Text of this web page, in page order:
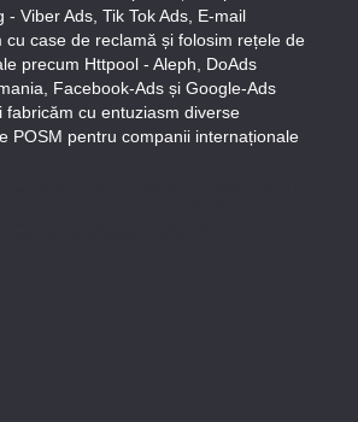
Viber Ads, Tik Tok Ads, E-mail
cu case de reclamă și folosim rețele de
precum Httpool - Aleph, DoAds
Facebook-Ads și Google-Ads
fabricăm cu entuziasm diverse
POSM pentru companii internaționale